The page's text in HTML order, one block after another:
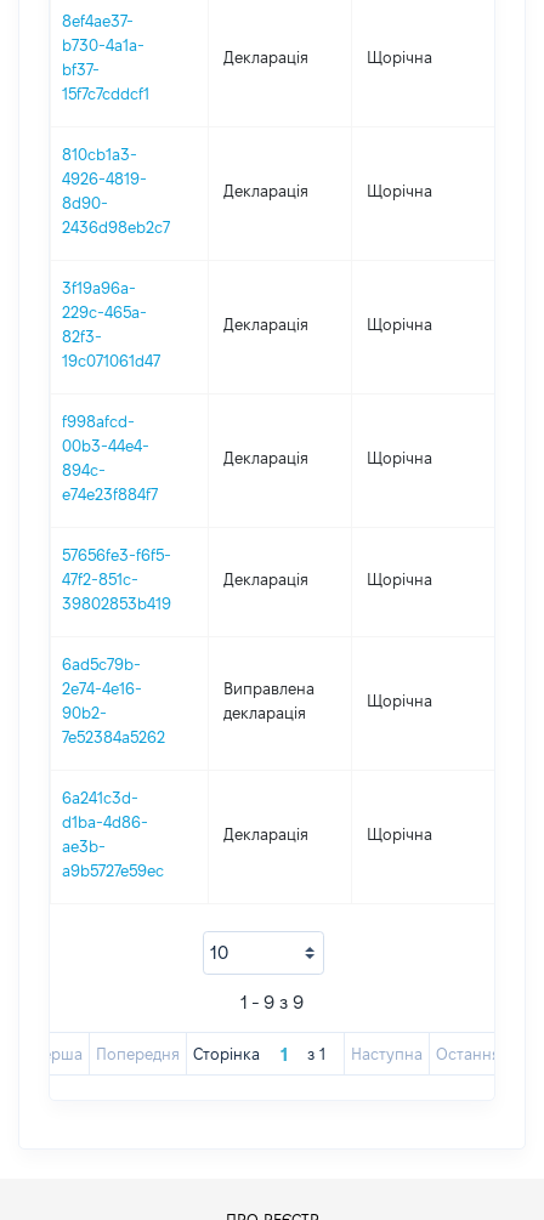
8ef4ae37-
b730-4a1a-
bf37-
15f7c7cddcf1
Декларація Щорічна
810cb1a3-
4926-4819-
8d90-
2436d98eb2c7
Декларація Щорічна
3f19a96a-
229c-465a-
82f3-
19c071061d47
Декларація Щорічна
f998afcd-
00b3-44e4-
894c-
e74e23f884f7
Декларація Щорічна
57656fe3-f6f5-
47f2-851c-
39802853b419
Декларація Щорічна
6ad5c79b-
2e74-4e16-
90b2-
7e52384a5262
Виправлена
декларація
Щорічна
6a241c3d-
d1ba-4d86-
ae3b-
a9b5727e59ec
Декларація Щорічна
1 - 9 з 9
Перша Попередня Сторінка з 1 Наступна Остання